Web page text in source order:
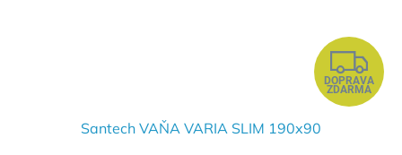
Z
A
DOPRAVA
ZDARMA
Santech VAŇA VARIA SLIM 190x90